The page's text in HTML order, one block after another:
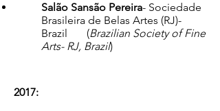
2017:
Salão Sansão Pereira- Sociedade
Brasileira de Belas Artes (RJ)-
Brazil (Brazilian Society of Fine
Arts- RJ, Brazil)​